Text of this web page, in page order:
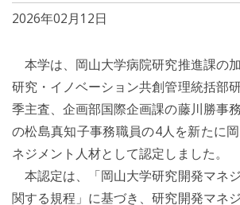
2026年02月12日
本学は、岡山大学病院研究推進課の
研究・イノベーション共創管理統括部
季主査、企画部国際企画課の藤川勝事
の松島真知子事務職員の4人を新たに
ネジメント人材として認定しました。
本認定は、「岡山大学研究開発マネ
関する規程」に基づき、研究開発マネ